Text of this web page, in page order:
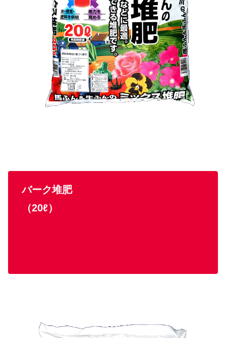
バーク堆肥
（20ℓ）